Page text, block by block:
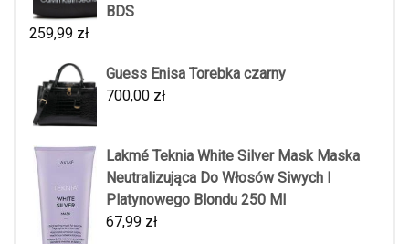
BDS
259,99 zł
Guess Enisa Torebka czarny
700,00 zł
Lakmé Teknia White Silver Mask Maska
Neutralizująca Do Włosów Siwych I
Platynowego Blondu 250 Ml
67,99 zł